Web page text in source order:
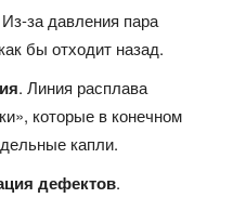
за давления пара
бы отходит назад.
. Линия расплава
которые в конечном
капли.
дефектов.